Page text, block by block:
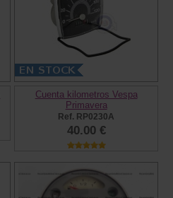
Cuenta kilometros Vespa
Primavera
Ref. RP0230A
40.00 €